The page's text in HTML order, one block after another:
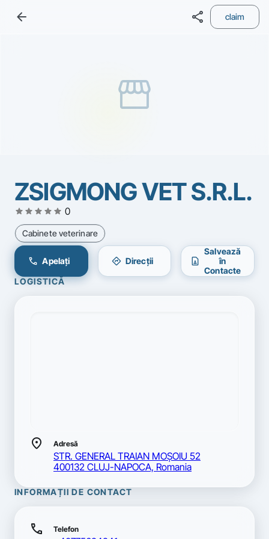
arrow_back share claim
storefront
ZSIGMONG VET S.R.L.
star star star star star 0
Cabinete veterinare
call Apelați directions Direcții contact_page
Salvează
în
Contacte
LOGISTICĂ
location_on Adresă
STR. GENERAL TRAIAN MOŞOIU 52
400132 CLUJ-NAPOCA, Romania
INFORMAȚII DE CONTACT
call Telefon